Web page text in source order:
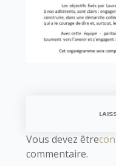
Vous devez être
commentaire.